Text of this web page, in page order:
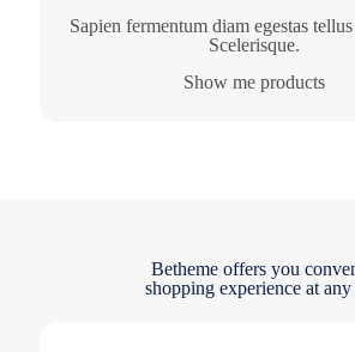
Sapien fermentum diam egestas
Scelerisque.
Show me products
Betheme offers you
shopping experience at any